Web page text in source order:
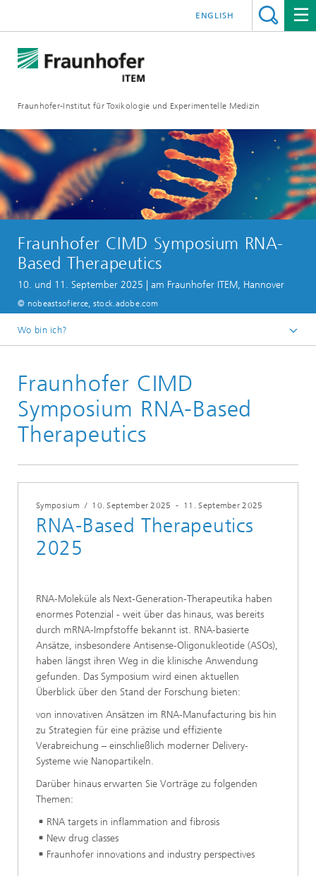
Fraunhofer-Institut für Toxikologie und Experimentelle Medizin
ENGLISH
Fraunhofer CIMD Symposium RNA-
Based Therapeutics
10. und 11. September 2025 | am Fraunhofer ITEM, Hannover
© nobeastsofierce, stock.adobe.com
Wo bin ich?
Veranstaltungen
Fraunhofer CIMD
Symposium RNA-Based
Therapeutics
Symposium / 10. September 2025 - 11. September 2025
RNA-Based Therapeutics
2025
RNA-Moleküle als Next-Generation-Therapeutika haben
enormes Potenzial - weit über das hinaus, was bereits
durch mRNA-Impfstoffe bekannt ist. RNA-basierte
Ansätze, insbesondere Antisense-Oligonukleotide (ASOs),
haben längst ihren Weg in die klinische Anwendung
gefunden. Das Symposium wird einen aktuellen
Überblick über den Stand der Forschung bieten:
von innovativen Ansätzen im RNA-Manufacturing bis hin
zu Strategien für eine präzise und effiziente
Verabreichung – einschließlich moderner Delivery-
Systeme wie Nanopartikeln.
Darüber hinaus erwarten Sie Vorträge zu folgenden
Themen:
RNA targets in inflammation and fibrosis
New drug classes
Fraunhofer innovations and industry perspectives